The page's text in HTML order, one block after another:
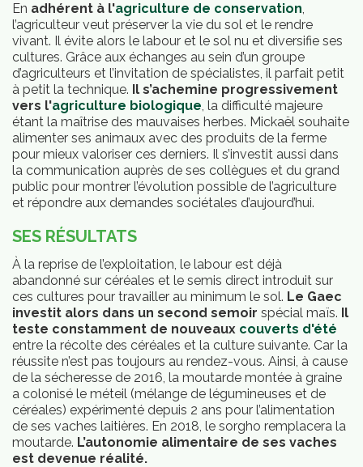
En adhérent à l'agriculture de conservation,
l’agriculteur veut préserver la vie du sol et le rendre
vivant. Il évite alors le labour et le sol nu et diversifie ses
cultures. Grâce aux échanges au sein d’un groupe
d’agriculteurs et l’invitation de spécialistes, il parfait petit
à petit la technique. Il s’achemine progressivement
vers l'agriculture biologique, la difficulté majeure
étant la maîtrise des mauvaises herbes. Mickaël souhaite
alimenter ses animaux avec des produits de la ferme
pour mieux valoriser ces derniers. Il s’investit aussi dans
la communication auprès de ses collègues et du grand
public pour montrer l’évolution possible de l’agriculture
et répondre aux demandes sociétales d’aujourd’hui.
SES RÉSULTATS
À la reprise de l’exploitation, le labour est déjà
abandonné sur céréales et le semis direct introduit sur
ces cultures pour travailler au minimum le sol. Le Gaec
investit alors dans un second semoir spécial maïs. Il
teste constamment de nouveaux couverts d'été
entre la récolte des céréales et la culture suivante. Car la
réussite n’est pas toujours au rendez-vous. Ainsi, à cause
de la sécheresse de 2016, la moutarde montée à graine
a colonisé le méteil (mélange de légumineuses et de
céréales) expérimenté depuis 2 ans pour l’alimentation
de ses vaches laitières. En 2018, le sorgho remplacera la
moutarde. L’autonomie alimentaire de ses vaches
est devenue réalité.